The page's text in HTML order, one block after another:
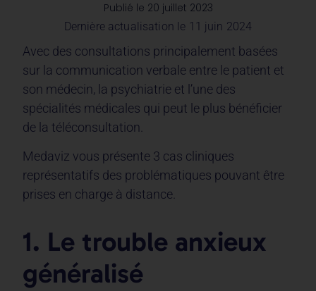
Publié le 20 juillet 2023
Dernière actualisation le 11 juin 2024
Avec des consultations principalement basées
sur la communication verbale entre le patient et
son médecin, la psychiatrie et l’une des
spécialités médicales qui peut le plus bénéficier
de la téléconsultation.
Medaviz vous présente 3 cas cliniques
représentatifs des problématiques pouvant être
prises en charge à distance.
1. Le trouble anxieux
généralisé